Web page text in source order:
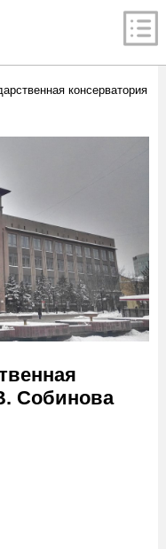
консерватория
Собинова